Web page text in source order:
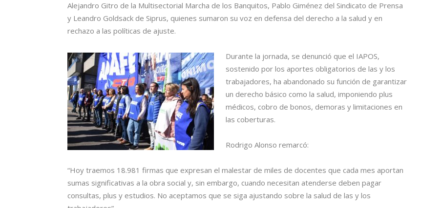
Alejandro Gitro de la Multisectorial Marcha de los Banquitos, Pablo Giménez del Sindicato de Prensa
y Leandro Goldsack de Siprus, quienes sumaron su voz en defensa del derecho a la salud y en
rechazo a las políticas de ajuste.
Durante la jornada, se denunció que el IAPOS,
sostenido por los aportes obligatorios de las y los
trabajadores, ha abandonado su función de garantizar
un derecho básico como la salud, imponiendo plus
médicos, cobro de bonos, demoras y limitaciones en
las coberturas.
Rodrigo Alonso remarcó:
“Hoy traemos 18.981 firmas que expresan el malestar de miles de docentes que cada mes aportan
sumas significativas a la obra social y, sin embargo, cuando necesitan atenderse deben pagar
consultas, plus y estudios. No aceptamos que se siga ajustando sobre la salud de las y los